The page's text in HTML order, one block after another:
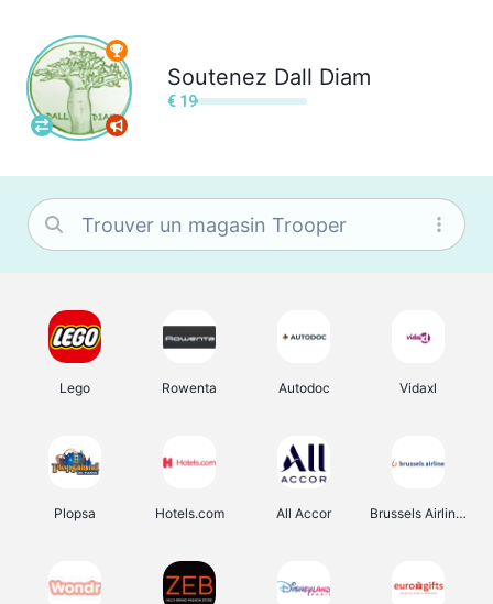
Soutenez Dall Diam
€ 19
Lego Rowenta Autodoc Vidaxl
Plopsa Hotels.com All Accor Brussels Airlines